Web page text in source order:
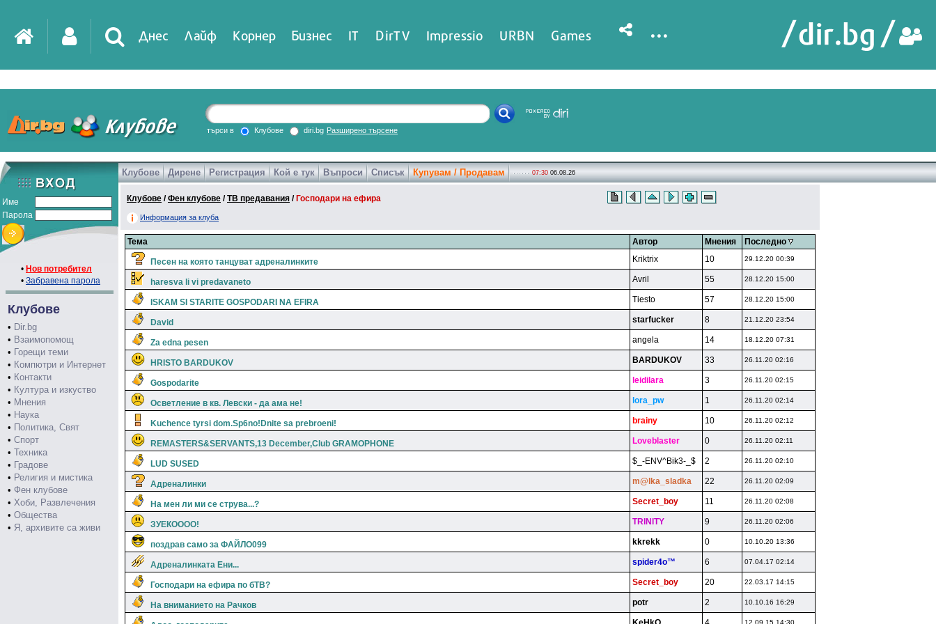
Днес Лайф Корнер Бизнес IT DirTV Impressio URBN Games ...
търси в Клубове diri.bg Разширено търсене
Име
Парола
• Нов потребител
• Забравена парола
Клубове
• Dir.bg
• Взаимопомощ
• Горещи теми
• Компютри и Интернет
• Контакти
• Култура и изкуство
• Мнения
• Наука
• Политика, Свят
• Спорт
• Техника
• Градове
• Религия и мистика
• Фен клубове
• Хоби, Развлечения
• Общества
• Я, архивите са живи
Клубове Дирене Регистрация Кой е тук Въпроси Списък Купувам / Продавам 07:30 06.08.26
Клубове /Фен клубове /ТВ предавания / Господари на ефира
Информация за клуба
Тема Автор Мнения Последно
Песен на която танцуват адреналинките Kriktrix 10 29.12.20 00:39
haresva li vi predavaneto Avril 55 28.12.20 15:00
ISKAM SI STARITE GOSPODARI NA EFIRA Tiesto 57 28.12.20 15:00
David starfucker 8 21.12.20 23:54
Za edna pesen angela 14 18.12.20 07:31
HRISTO BARDUKOV BARDUKOV 33 26.11.20 02:16
Gospodarite leidilara 3 26.11.20 02:15
Осветление в кв. Левски - да ама не! lora_pw 1 26.11.20 02:14
Kuchence tyrsi dom.Sp6no!Dnite sa prebroeni! brainy 10 26.11.20 02:12
REMASTERS&SERVANTS,13 December,Club GRAMOPHONE Loveblaster 0 26.11.20 02:11
LUD SUSED $_-ENV^Bik3-_$ 2 26.11.20 02:10
Адреналинки m@lka_sladka 22 26.11.20 02:09
На мен ли ми се струва...? Secret_boy 11 26.11.20 02:08
ЗУЕКОООО! TRlNlTY 9 26.11.20 02:06
поздрав само за ФАЙЛО099 kkrekk 0 10.10.20 13:36
Адреналинката Ени... spider4o™ 6 07.04.17 02:14
Господари на ефира по бТВ? Secret_boy 20 22.03.17 14:15
На вниманието на Рачков potr 2 10.10.16 16:29
12.09.15 14:30